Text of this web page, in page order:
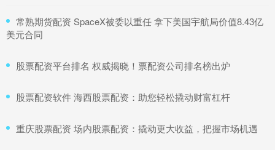
​常熟期货配资 SpaceX被委以重任 拿下美国宇航局价值8.43亿
美元合同
​股票配资平台排名 权威揭晓！票配资公司排名榜出炉
​股票配资软件 海西股票配资：助您轻松撬动财富杠杆
​重庆股票配资 场内股票配资：撬动更大收益，把握市场机遇